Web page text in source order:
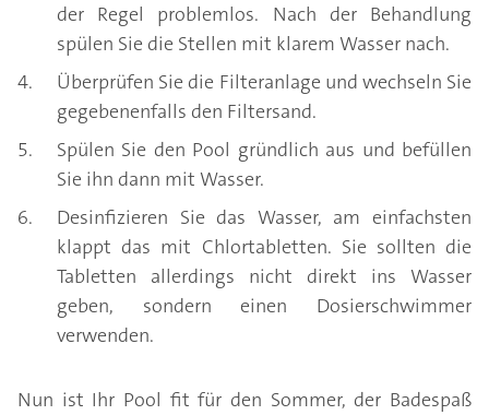
der Regel problemlos. Nach der Behandlung
spülen Sie die Stellen mit klarem Wasser nach.
Überprüfen Sie die Filteranlage und wechseln Sie
gegebenenfalls den Filtersand.
Spülen Sie den Pool gründlich aus und befüllen
Sie ihn dann mit Wasser.
Desinfizieren Sie das Wasser, am einfachsten
klappt das mit Chlortabletten. Sie sollten die
Tabletten allerdings nicht direkt ins Wasser
geben, sondern einen Dosierschwimmer
verwenden.
Nun ist Ihr Pool fit für den Sommer, der Badespaß